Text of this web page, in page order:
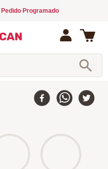
Pedido Programado